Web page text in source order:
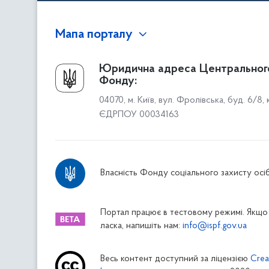
Мапа порталу
Про Фонд
Керівництво
Структура Фонду
Територіальні відділення
Дніпропетровське відділення
Житомирське відділення
Закарпатське відділення
Запорізьке відділення
Юридична адреса
Фонду:
04070, м. Київ, вул. Фролівська, буд. 6/8,
ЄДРПОУ 00034163
Власність Фонду соціального захисту осіб
Портал працює в тестовому режимі. Якщо
ласка, напишіть нам: info@ispf.gov.ua
Весь контент доступний за ліцензією